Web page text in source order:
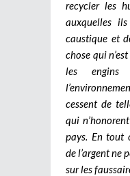
recycler les
auxquelles
caustique et
chose qui
les
cessent de
qui
pays. En tout
de l’argent ne
sur les